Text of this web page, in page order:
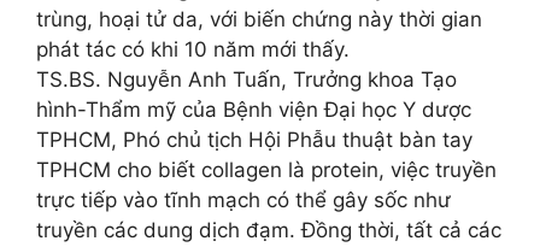
trùng, hoại tử da, với biến chứng này thời gian
phát tác có khi 10 năm mới thấy.
TS.BS. Nguyễn Anh Tuấn, Trưởng khoa Tạo
hình-Thẩm mỹ của Bệnh viện Đại học Y dược
TPHCM, Phó chủ tịch Hội Phẫu thuật bàn tay
TPHCM cho biết collagen là protein, việc truyền
trực tiếp vào tĩnh mạch có thể gây sốc như
truyền các dung dịch đạm. Đồng thời, tất cả các